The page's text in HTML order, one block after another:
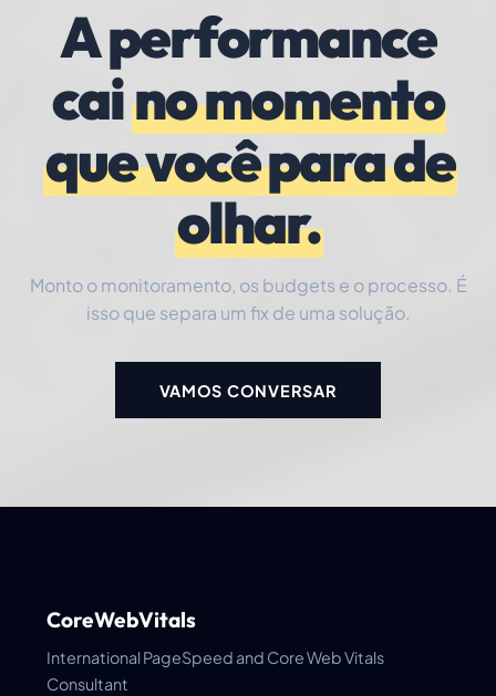
A performance
caino momento
que você para de
olhar.
Monto o monitoramento, os budgets e o processo. É
isso que separa um fix de uma solução.
VAMOS CONVERSAR
CoreWebVitals
International PageSpeed and Core Web Vitals
Consultant